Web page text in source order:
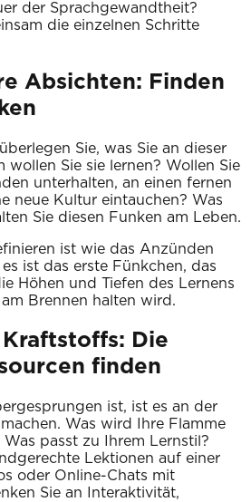
der Sprachgewandtheit?
die einzelnen Schritte
Absichten: Finden
Sie, was Sie an dieser
wollen Sie sie lernen? Wollen Sie
unterhalten, an einen fernen
neue Kultur eintauchen? Was
Sie diesen Funken am Leben.
ist wie das Anzünden
ist das erste Fünkchen, das
Höhen und Tiefen des Lernens
Brennen halten wird.
Kraftstoffs: Die
finden
ist, ist es an der
Was wird Ihre Flamme
passt zu Ihrem Lernstil?
Lektionen auf einer
oder Online-Chats mit
Sie an Interaktivität,